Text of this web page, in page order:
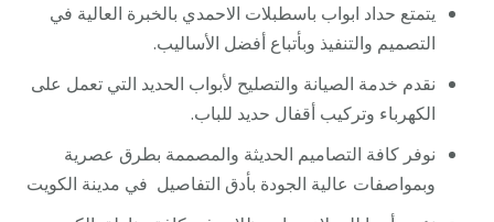
يتمتع حداد ابواب باسطبلات الاحمدي بالخبرة العالية في
التصميم والتنفيذ وبأتباع أفضل الأساليب.
نقدم خدمة الصيانة والتصليح لأبواب الحديد التي تعمل على
الكهرباء وتركيب أقفال حديد للباب.
نوفر كافة التصاميم الحديثة والمصممة بطرق عصرية
وبمواصفات عالية الجودة بأدق التفاصيل في مدينة الكويت